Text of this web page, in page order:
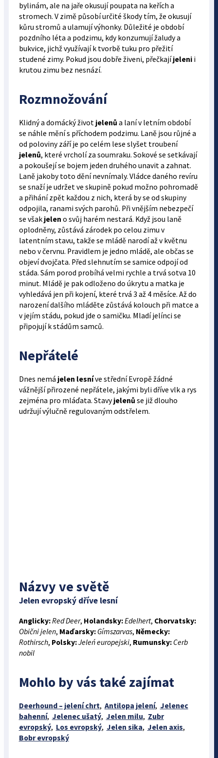
bylinám, ale na jaře okusují poupata na keřích a
stromech. V zimě působí určité škody tím, že okusují
kůru stromů a ulamují výhonky. Důležité je období
pozdního léta a podzimu, kdy konzumují žaludy a
bukvice, jichž využívají k tvorbě tuku pro přežití
studené zimy. Pokud jsou dobře živeni, přečkajíjelenii
krutou zimu bez nesnází.
Rozmnožování
Klidný a domácký život jelenů a laní v letním období
se náhle mění s příchodem podzimu. Laně jsou růjné a
od poloviny září je po celém lese slyšet troubení
jelenů, které vrcholí za soumraku. Sokové se setkávají
a pokoušejí se bojem jeden druhého unavit a zahnat.
Laně jakoby toto dění nevnímaly. Vládce daného revíru
se snaží je udržet ve skupině pokud možno pohromadě
a přihání zpět každou z nich, která by se od skupiny
odpojila, ranami svých parohů. Při vnějším nebezpečí
se však jelen o svůj harém nestará. Když jsou laně
oplodněny, zůstává zárodek po celou zimu v
latentním stavu, takže se mládě narodí až v květnu
nebo v červnu. Pravidlem je jedno mládě, ale občas se
objeví dvojčata. Před slehnutím se samice odpojí od
stáda. Sám porod probíhá velmi rychle a trvá sotva 10
minut. Mládě je pak odloženo do úkrytu a matka je
vyhledává jen při kojení, které trvá 3 až 4 měsíce. Až do
narození dalšího mláděte zůstává kolouch při matce a
v jejím stádu, pokud jde o samičku. Mladí jelínci se
připojují k stádům samců.
Nepřátelé
Dnes nemá jelen lesníve střední Evropě žádné
vážnější přirozené nepřátele, jakými byli dříve vlk a rys
zejména pro mláďata. Stavy jelenů se již dlouho
udržují výlučně regulovaným odstřelem.
Názvy ve světě
Jelen evropský dříve lesní
Anglicky:Red Deer, Holandsky:Edelhert, Chorvatsky:
Obični jelen, Maďarsky: Gímszarvas, Německy:
Rothirsch, Polsky:Jeleń europejski, Rumunsky: Cerb
nobil
Mohlo by vás také zajímat
Deerhound – jelení chrt, Antilopa jelení, Jelenec
bahenní, Jelenec ušatý, Jelen milu, Zubr
evropský, Los evropský, Jelen sika, Jelen axis,
Bobr evropský